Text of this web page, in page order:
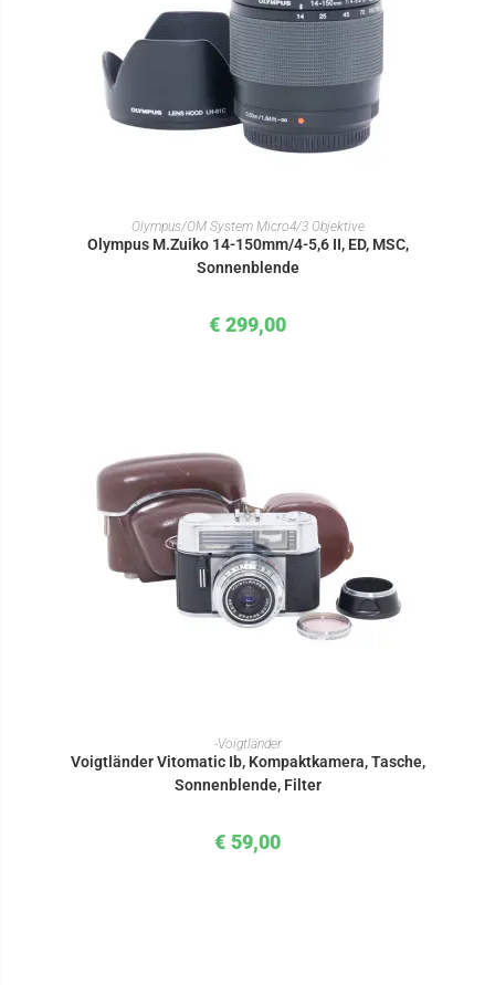
IN DEN WARENKORB
Olympus/OM System Micro4/3 Objektive
Olympus M.Zuiko 14-150mm/4-5,6 II, ED, MSC,
Sonnenblende
€ 299,00
IN DEN WARENKORB
-Voigtländer
Voigtländer Vitomatic Ib, Kompaktkamera, Tasche,
Sonnenblende, Filter
€ 59,00